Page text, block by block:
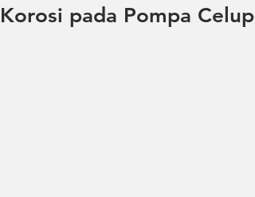
Korosi pada Pompa Celup